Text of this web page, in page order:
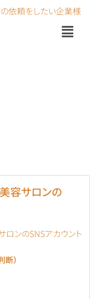
依頼をしたい企業様
容サロンの
ロンのSNSアカウント
）